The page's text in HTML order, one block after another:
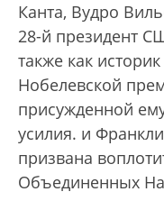
Канта, Вудро
28-й президент
также как
Нобелевской
присужденной
усилия. и
призвана
Объединенных